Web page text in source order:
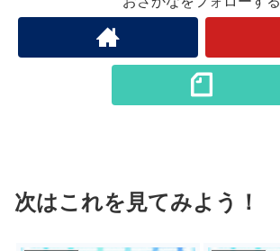
次はこれを見てみよう！